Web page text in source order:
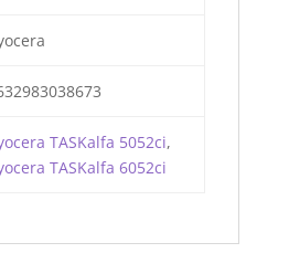
TASKalfa 5052ci,
TASKalfa 6052ci